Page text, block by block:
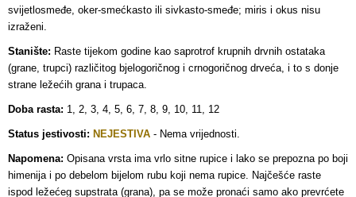
svijetlosmeđe, oker-smećkasto ili sivkasto-smeđe; miris i okus nisu
izraženi.
Stanište: Raste tijekom godine kao saprotrof krupnih drvnih ostataka
(grane, trupci) različitog bjelogoričnog i crnogoričnog drveća, i to s donje
strane ležećih grana i trupaca.
Doba rasta: 1, 2, 3, 4, 5, 6, 7, 8, 9, 10, 11, 12
Status jestivosti: NEJESTIVA - Nema vrijednosti.
Napomena: Opisana vrsta ima vrlo sitne rupice i lako se prepozna po boji
himenija i po debelom bijelom rubu koji nema rupice. Najčešće raste
ispod ležećeg supstrata (grana), pa se može pronaći samo ako prevrćete